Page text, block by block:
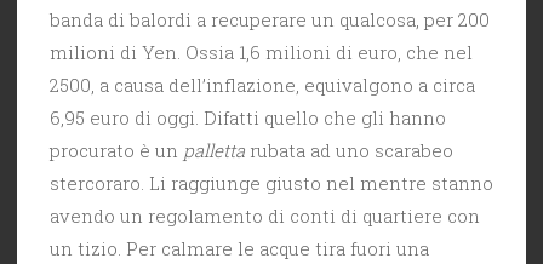
banda di balordi a recuperare un qualcosa, per 200
milioni di Yen. Ossia 1,6 milioni di euro, che nel
2500, a causa dell’inflazione, equivalgono a circa
6,95 euro di oggi. Difatti quello che gli hanno
procurato è un palletta rubata ad uno scarabeo
stercoraro. Li raggiunge giusto nel mentre stanno
avendo un regolamento di conti di quartiere con
un tizio. Per calmare le acque tira fuori una